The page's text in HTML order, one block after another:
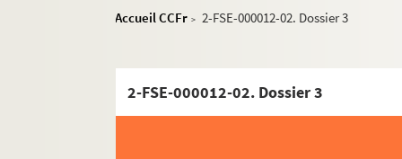
Accueil CCFr > 2-FSE-000012-02. Dossier 3
2-FSE-000012-02. Dossier 3
Ambassades et instituts culturels
Bibliothèques
Cimetières